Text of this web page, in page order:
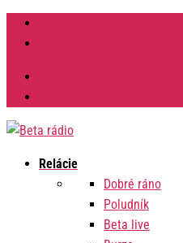
Relácie
Dobré ráno
Poludník
Beta live